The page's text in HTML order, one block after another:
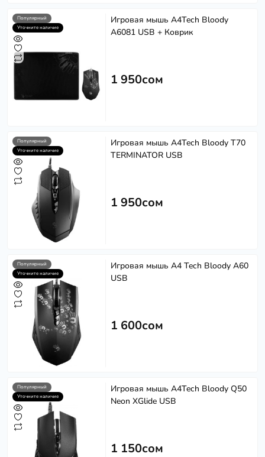
Популярный
Уточните наличие
Игровая мышь A4Tech Bloody
A6081 USB + Коврик
1 950сом
Популярный
Уточните наличие
Игровая мышь A4Tech Bloody T70
TERMINATOR USB
1 950сом
Популярный
Уточните наличие
Игровая мышь A4 Tech Bloody A60
USB
1 600сом
Популярный
Уточните наличие
Игровая мышь A4Tech Bloody Q50
Neon XGlide USB
1 150сом